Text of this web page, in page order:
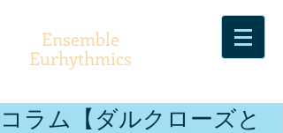
Ensemble
Eurhythmics
コラム【ダルクローズと